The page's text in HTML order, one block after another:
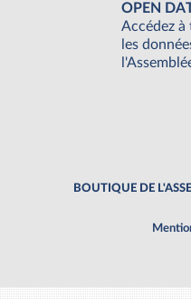
OPEN
Accédez à
les
BOUTIQUE DE